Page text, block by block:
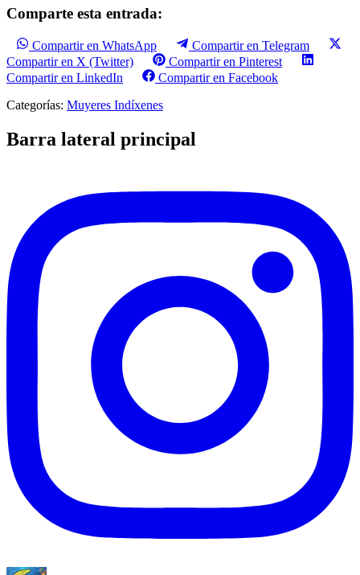
Comparte esta entrada:
Compartir en WhatsApp
Compartir en Telegram
Compartir en X (Twitter)
Compartir en Pinterest
Compartir en LinkedIn
Compartir en Facebook
Categorías: Muyeres Indíxenes
Barra lateral principal